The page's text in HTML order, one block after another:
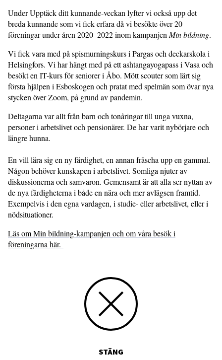
Under Upptäck ditt kunnande-veckan lyfter vi också upp det
breda kunnande som vi fick erfara då vi besökte över 20
föreningar under åren 2020–2022 inom kampanjenMin bildning.
Vi fick vara med på spismurningskurs i Pargas och deckarskola i
Helsingfors. Vi har hängt med på ett ashtangayogapass i Vasa och
besökt en IT-kurs för seniorer i Åbo. Mött scouter som lärt sig
första hjälpen i Esboskogen och pratat med spelmän som övar nya
stycken över Zoom, på grund av pandemin.
Deltagarna var allt från barn och tonåringar till unga vuxna,
personer i arbetslivet och pensionärer. De har varit nybörjare och
längre hunna.
En vill lära sig en ny färdighet, en annan fräscha upp en gammal.
Någon behöver kunskapen i arbetslivet. Somliga njuter av
diskussionerna och samvaron. Gemensamt är att alla ser nyttan av
de nya färdigheterna i både en nära och mer avlägsen framtid.
Exempelvis i den egna vardagen, i studie- eller arbetslivet, eller i
nödsituationer.
Läs om Min bildning-kampanjen och om våra besök i
föreningarna här.
STÄNG